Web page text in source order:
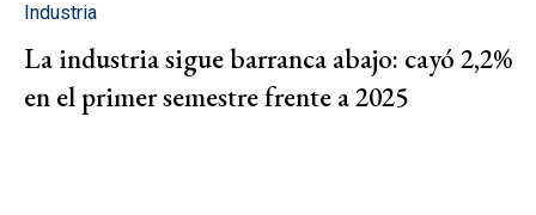
Industria
La industria sigue barranca abajo: cayó 2,2%
en el primer semestre frente a 2025